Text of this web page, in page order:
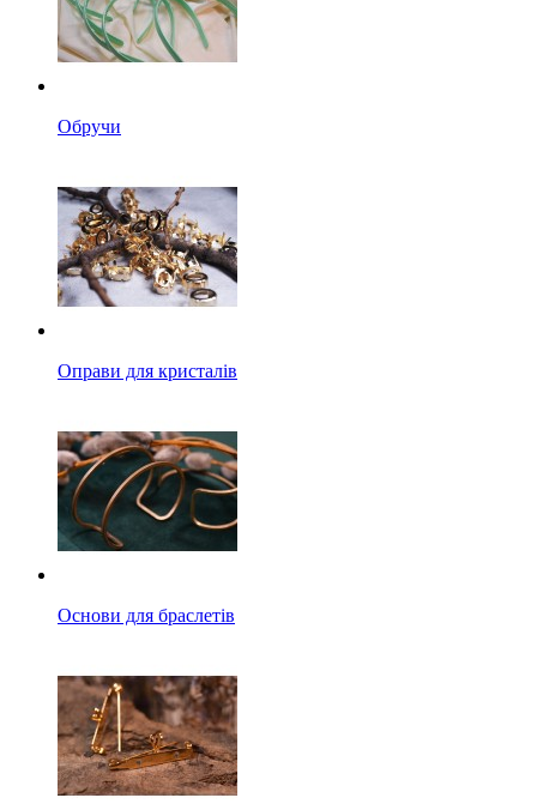
Обручи
Оправи для кристалів
Основи для браслетів